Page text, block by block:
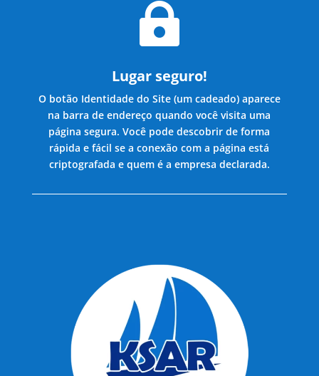

Lugar seguro!
O botão Identidade do Site (um cadeado) aparece
na barra de endereço quando você visita uma
página segura. Você pode descobrir de forma
rápida e fácil se a conexão com a página está
criptografada e quem é a empresa declarada.